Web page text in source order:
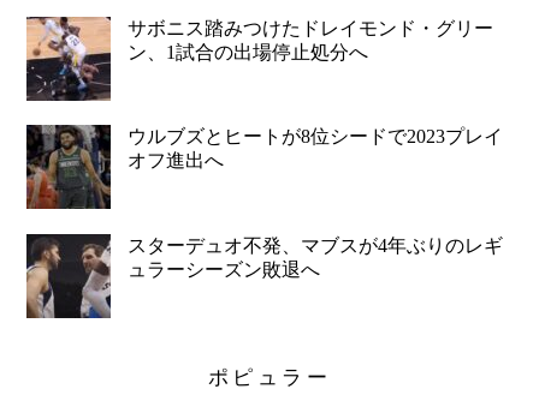
サボニス踏みつけたドレイモンド・グリー
ン、1試合の出場停止処分へ
ウルブズとヒートが8位シードで2023プレイ
オフ進出へ
スターデュオ不発、マブスが4年ぶりのレギ
ュラーシーズン敗退へ
ポピュラー